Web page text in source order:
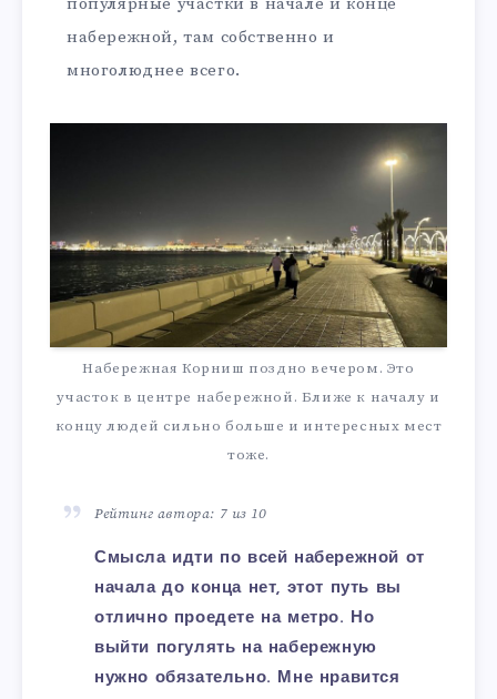
популярные участки в начале и конце
набережной, там собственно и
многолюднее всего.
Набережная Корниш поздно вечером. Это
участок в центре набережной. Ближе к началу и
концу людей сильно больше и интересных мест
тоже.
Рейтинг автора: 7 из 10
Смысла идти по всей набережной от
начала до конца нет, этот путь вы
отлично проедете на метро. Но
выйти погулять на набережную
нужно обязательно. Мне нравится